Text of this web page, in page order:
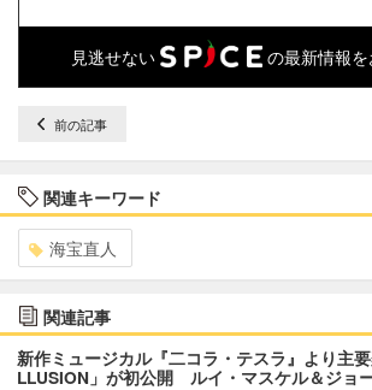
見逃せない の最新情報を
前の記事
関連キーワード
海宝直人
関連記事
新作ミュージカル『二コラ・テスラ』より主
LLUSION」が初公開 ルイ・マスケル＆ジョ